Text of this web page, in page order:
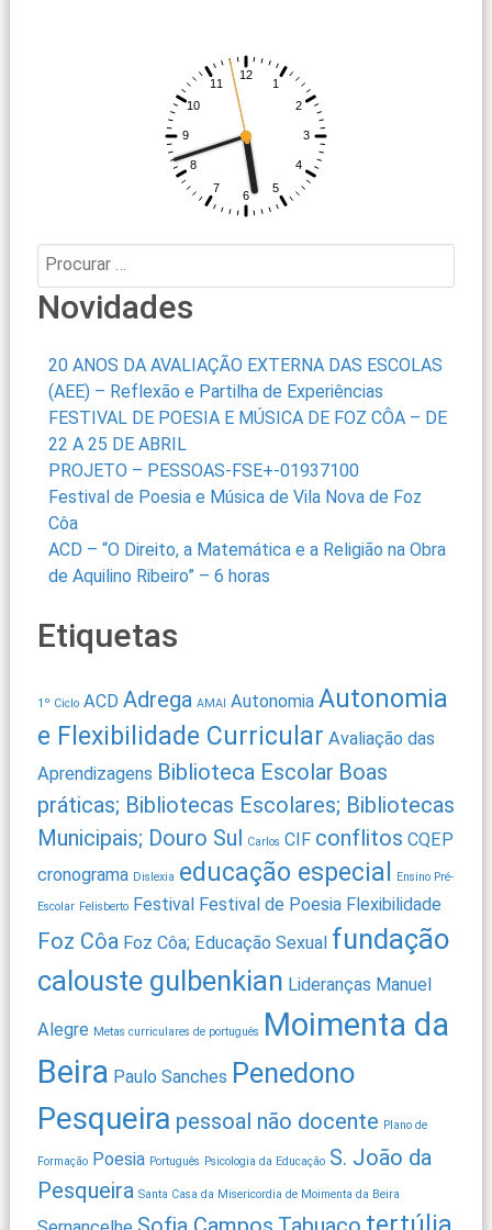
Procurar:
Novidades
20 ANOS DA AVALIAÇÃO EXTERNA DAS ESCOLAS
(AEE) – Reflexão e Partilha de Experiências
FESTIVAL DE POESIA E MÚSICA DE FOZ CÔA – DE
22 A 25 DE ABRIL
PROJETO – PESSOAS-FSE+-01937100
Festival de Poesia e Música de Vila Nova de Foz
Côa
ACD – “O Direito, a Matemática e a Religião na Obra
de Aquilino Ribeiro” – 6 horas
Etiquetas
1º Ciclo ACD Adrega AMAI Autonomia Autonomia
e Flexibilidade Curricular Avaliação das
Aprendizagens Biblioteca Escolar Boas
práticas; Bibliotecas Escolares; Bibliotecas
Municipais; Douro Sul Carlos CIF conflitos CQEP
cronograma Dislexia educação especial Ensino Pré-
Escolar Felisberto Festival Festival de Poesia Flexibilidade
Foz Côa Foz Côa; Educação Sexual fundação
calouste gulbenkian Lideranças Manuel
Alegre Metas curriculares de português Moimenta da
Beira Paulo Sanches Penedono
Pesqueira pessoal não docente Plano de
Formação Poesia Português Psicologia da Educação S. João da
Pesqueira Santa Casa da Misericordia de Moimenta da Beira